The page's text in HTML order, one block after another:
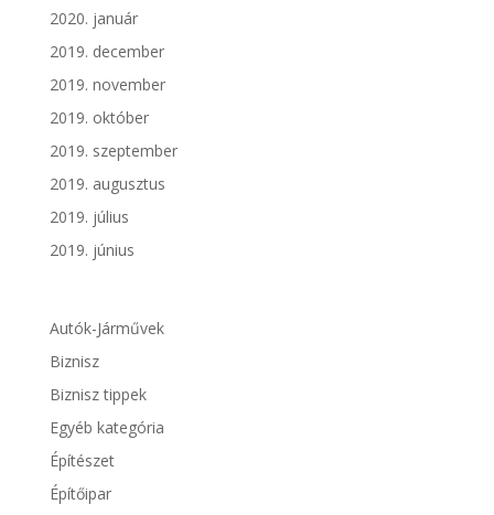
2020. január
2019. december
2019. november
2019. október
2019. szeptember
2019. augusztus
2019. július
2019. június
Autók-Járművek
Biznisz
Biznisz tippek
Egyéb kategória
Építészet
Építőipar